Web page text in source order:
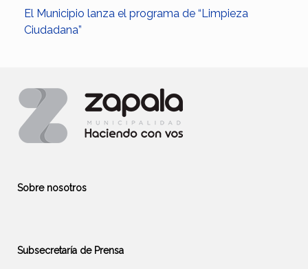
El Municipio lanza el programa de “Limpieza
Ciudadana”
Sobre nosotros
Subsecretaría de Prensa